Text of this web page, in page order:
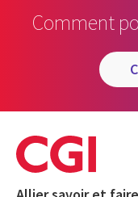
Comment